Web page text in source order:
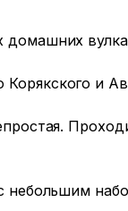
и
небольшим